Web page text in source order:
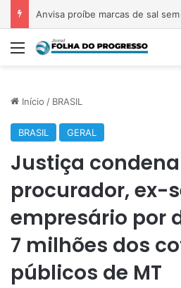
Anvisa proíbe marcas de sal
Menu
Início / BRASIL
BRASIL GERAL
Justiça
procurador, ex-
empresário por
7 milhões dos
públicos de MT